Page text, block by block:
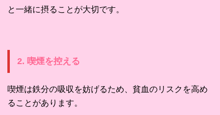
と一緒に摂ることが大切です。
2. 喫煙を控える
喫煙は鉄分の吸収を妨げるため、貧血のリスクを高め
ることがあります。